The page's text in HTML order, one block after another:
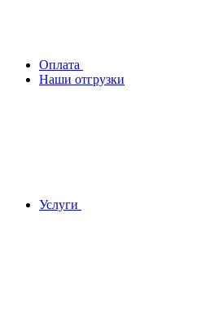
Оплата
Наши отгрузки
Услуги